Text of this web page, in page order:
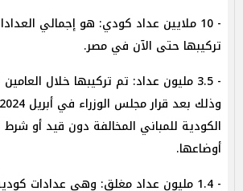
- 10 ملايين عداد كودي: هو إجمالي
تركيبها حتى الآن في مصر.
- 3.5 مليون عداد: تم تركيبها خلال
الكودية للمباني المخالفة دون قيد أو شرط
أوضاعها.
- 1.4 مليون عداد مغلق: وهي عدادات